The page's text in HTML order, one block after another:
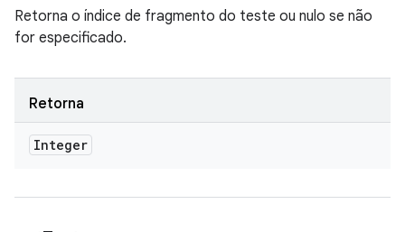
Retorna o índice de fragmento do teste ou nulo se não
for especificado.
Retorna
Integer